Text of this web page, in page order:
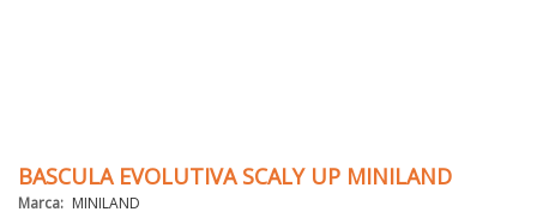
BASCULA EVOLUTIVA SCALY UP MINILAND
Marca: MINILAND